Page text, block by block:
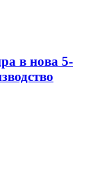
в нова 5-